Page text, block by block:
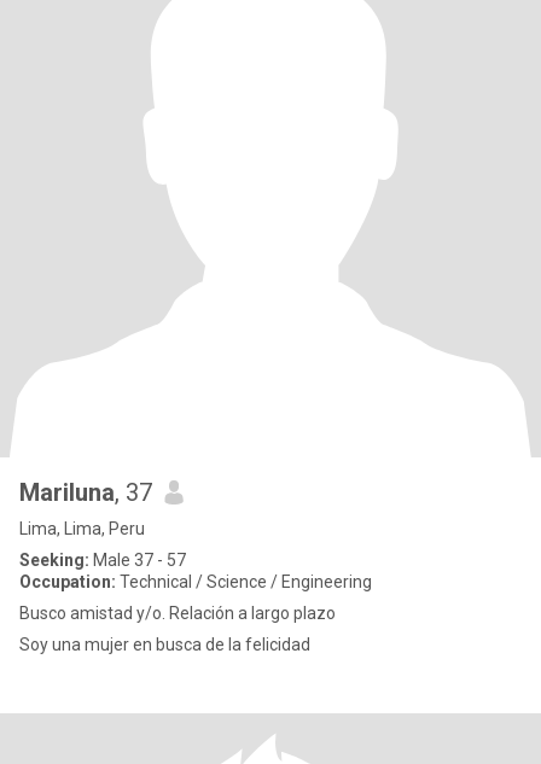
Mariluna, 37
Lima, Lima, Peru
Seeking: Male 37 - 57
Occupation: Technical / Science / Engineering
Busco amistad y/o. Relación a largo plazo
Soy una mujer en busca de la felicidad